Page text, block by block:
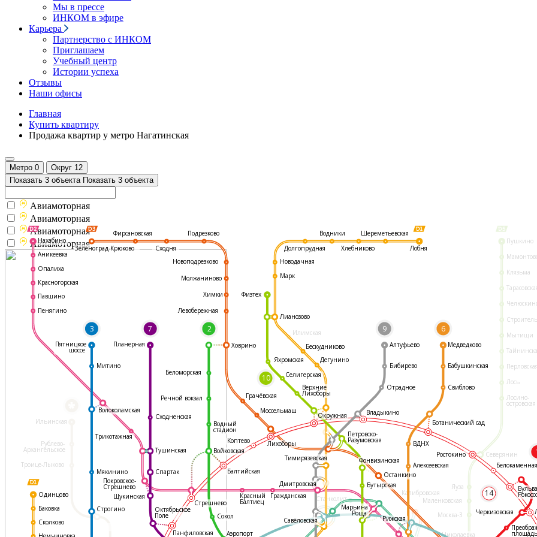
Мы в прессе
ИНКОМ в эфире
Карьера
Партнерство с ИНКОМ
Приглашаем
Учебный центр
Истории успеха
Отзывы
Наши офисы
Главная
Купить квартиру
Продажа квартир у метро Нагатинская
Метро 0 Округ 12
Показать 3 объекта Показать 3 объекта
Илимская
Пушкино
Клязьма
Мытищи
Лось
Лосино-
островская
Северянин
Яуза
Маленковская
Москва-3
Николаевка
Ильинская
Рублево-
Архангельское
Троице-Лыково
Калибровская
Станколит
3 7
14
2 9 6
10
Фирсановская
Сходня
Подрезково
Новоподрезково
Молжаниново
Химки
Левобережная
Ховрино
Грачёвская
Моссельмаш
Останкино
Медведково
Бабушкинская
Свиблово
ВДНХ
Алексеевская
Рижская
Аэропорт
Сокол
Красный
Балтиец
Гражданская
Дмитровская
Коптево Лихоборы
Балтийская
Войковская
Водный
стадион
Сходненская
Трикотажная
Волоколамская
Тушинская
Мякинино
Строгино
Митино
Нахабино
Аникеевка
Опалиха
Красногорская
Павшино
Пенягино
Одинцово
Баковка
Сколково
Пятницкое
шоссе
Планерная
Спартак
Стрешнево
Щукинская
Октябрьское
Поле
Панфиловская
Окружная
Дегунино
Бескудниково
Верхние
Лихоборы
Селигерская
Физтех
Яхромская
Марк
Лианозово
Новодачная
Речной вокзал
Беломорская
Долгопрудная
Водники
Хлебниково
Шереметьевская
Лобня
Тимирязевская
Марьина
Роща
Савёловская
Фонвизинская
Бутырская
Петровско-
Разумовская
Покровское-
Стрешнево
Бибирево
Отрадное
Владыкино
Ботанический сад
Алтуфьево
Ростокино
Черкизовская
площадь
Зеленоград-Крюково
Авиамоторная
Авиамоторная
Авиамоторная
Авиамоторная